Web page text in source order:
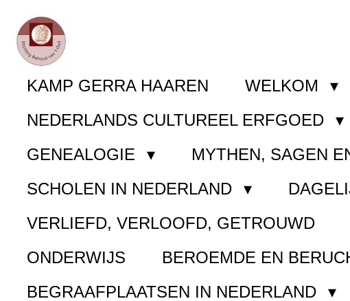
Ga
direct
naar
hoofdinhoud
KAMP GERRA HAAREN WELKOM
NEDERLANDS CULTUREEL ERFGOED
GENEALOGIE
MYTHEN, SAGEN
SCHOLEN IN NEDERLAND
VERLIEFD, VERLOOFD, GETROUWD
ONDERWIJS
BEROEMDE EN
BEGRAAFPLAATSEN IN NEDERLAND